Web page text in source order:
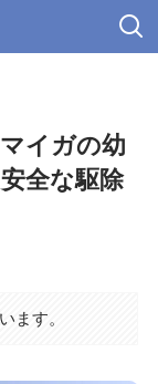
イガの幼
全な駆除
ます。